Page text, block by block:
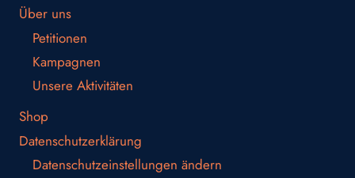
Über uns
Petitionen
Kampagnen
Unsere Aktivitäten
Shop
Datenschutzerklärung
Datenschutzeinstellungen ändern